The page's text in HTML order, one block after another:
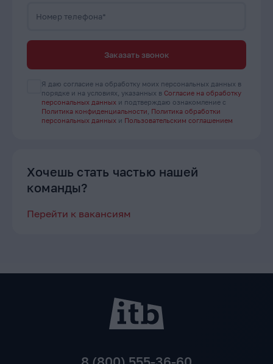
Номер телефона*
Заказать звонок
Я даю согласие на обработку моих персональных данных в
порядке и на условиях, указанных в Согласие на обработку
персональных данных и подтверждаю ознакомление с
Политика конфиденциальности
Политика обработки
персональных данных и Пользовательским соглашением
Хочешь стать частью нашей
команды?
Перейти к вакансиям